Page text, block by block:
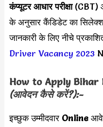
कंप्यूटर आधार परीक्षा(CBT)
के अनुसार कैंडिडेट का
जानकारी के लिए नीचे
Driver Vacancy 2023
How to Apply Bihar
(आवेदन कैसे करें?):-
इच्छुक उम्मीदवार Online